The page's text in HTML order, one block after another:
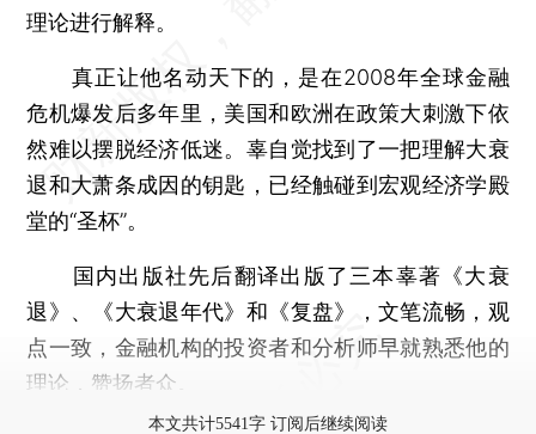
理论进行解释。
真正让他名动天下的，是在2008年全球金融
危机爆发后多年里，美国和欧洲在政策大刺激下依
然难以摆脱经济低迷。辜自觉找到了一把理解大衰
退和大萧条成因的钥匙，已经触碰到宏观经济学殿
堂的“圣杯”。
国内出版社先后翻译出版了三本辜著《大衰
退》、《大衰退年代》和《复盘》，文笔流畅，观
点一致，金融机构的投资者和分析师早就熟悉他的
理论，赞扬者众。
本文共计5541字 订阅后继续阅读